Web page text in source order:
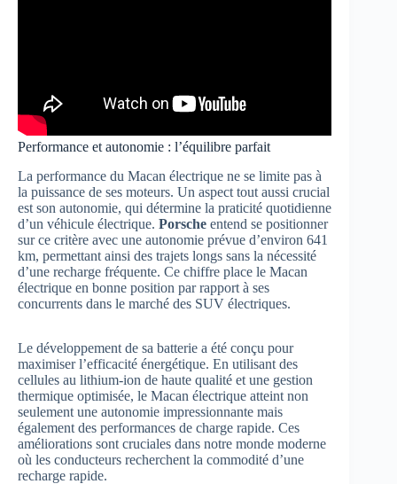
Performance et autonomie : l’équilibre parfait
La performance du Macan électrique ne se limite pas à
la puissance de ses moteurs. Un aspect tout aussi crucial
est son autonomie, qui détermine la praticité quotidienne
d’un véhicule électrique. Porsche entend se positionner
sur ce critère avec une autonomie prévue d’environ 641
km, permettant ainsi des trajets longs sans la nécessité
d’une recharge fréquente. Ce chiffre place le Macan
électrique en bonne position par rapport à ses
concurrents dans le marché des SUV électriques.
Le développement de sa batterie a été conçu pour
maximiser l’efficacité énergétique. En utilisant des
cellules au lithium-ion de haute qualité et une gestion
thermique optimisée, le Macan électrique atteint non
seulement une autonomie impressionnante mais
également des performances de charge rapide. Ces
améliorations sont cruciales dans notre monde moderne
où les conducteurs recherchent la commodité d’une
recharge rapide.